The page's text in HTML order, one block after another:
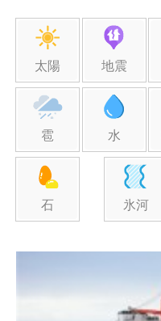
太陽 地震
雹 水
石 氷河